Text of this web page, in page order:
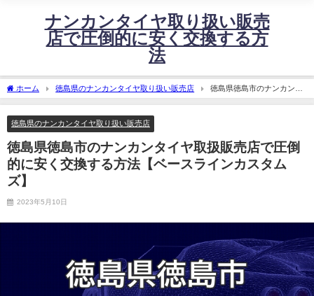
ナンカンタイヤ取り扱い販売
店で圧倒的に安く交換する方
法
ホーム 徳島県のナンカンタイヤ取り扱い販売店
徳島県徳島市のナンカンタ
イヤ取扱販売店で圧倒的に安く交換する方法【ベースラインカスタムズ】
徳島県のナンカンタイヤ取り扱い販売店
徳島県徳島市のナンカンタイヤ取扱販売店で圧倒
的に安く交換する方法【ベースラインカスタム
ズ】
2023年5月10日